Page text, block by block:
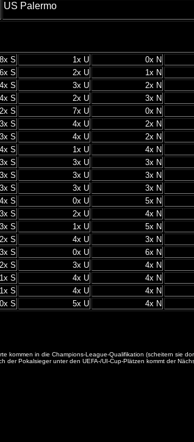
US Palermo
8x S 1x U 0x N
6x S 2x U 1x N
4x S 3x U 2x N
4x S 2x U 3x N
2x S 7x U 0x N
3x S 4x U 2x N
3x S 4x U 2x N
4x S 1x U 4x N
3x S 3x U 3x N
3x S 3x U 3x N
3x S 3x U 3x N
4x S 0x U 5x N
3x S 2x U 4x N
3x S 1x U 5x N
2x S 4x U 3x N
3x S 0x U 6x N
2x S 3x U 4x N
1x S 4x U 4x N
1x S 4x U 4x N
0x S 5x U 4x N
in die Champions-League-Qualifikation (scheitern sie
Pokalsieger unter den UEFA-/UI-Cup-Plätzen kommt der